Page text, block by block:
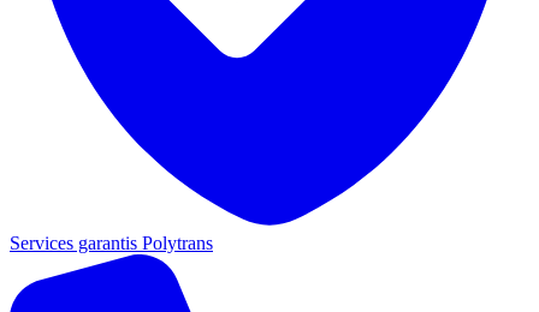
Services garantis Polytrans